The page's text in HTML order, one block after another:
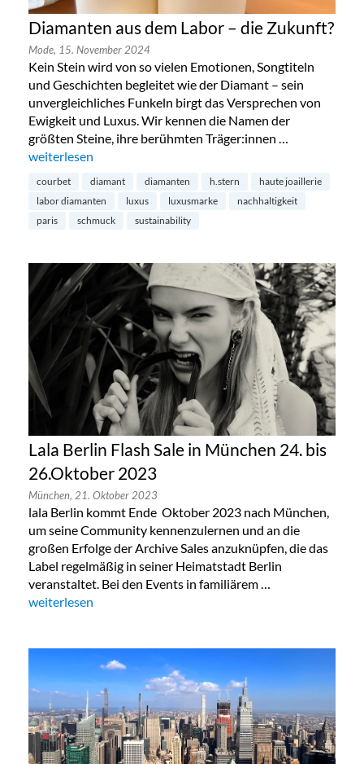
Diamanten aus dem Labor – die Zukunft?
Mode, 15. November 2024
Kein Stein wird von so vielen Emotionen, Songtiteln
und Geschichten begleitet wie der Diamant – sein
unvergleichliches Funkeln birgt das Versprechen von
Ewigkeit und Luxus. Wir kennen die Namen der
größten Steine, ihre berühmten Träger:innen …
„Diamanten aus dem Labor – die Zukunft?“
weiterlesen
courbet diamant diamanten h.stern
haute joaillerie
labor diamanten
luxus luxusmarke
nachhaltigkeit
paris
schmuck sustainability
Lala Berlin Flash Sale in München 24. bis
26.Oktober 2023
München, 21. Oktober 2023
lala Berlin kommt Ende Oktober 2023 nach München,
um seine Community kennenzulernen und an die
großen Erfolge der Archive Sales anzuknüpfen, die das
Label regelmäßig in seiner Heimatstadt Berlin
veranstaltet. Bei den Events in familiärem …
„Lala Berlin Flash Sale in München 24. bis 26.Oktober 2023“
weiterlesen